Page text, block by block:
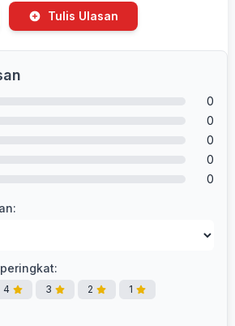
Tulis Ulasan
0
0
0
0
0
4 3 2 1